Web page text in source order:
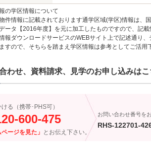
の学区情報について
件情報に記載されております通学区域(学区)情報は
ータ【2016年度】を元に加工したものですので、記
報ダウンロードサービスのWEBサイト上で記述通り
すので、そちらを踏まえ学区情報は参考としてご活用
わせ、資料請求、見学のお申し込みはこ
る（携帯･PHS可）
600-475
ページを見た」 とお伝え下さい。
お問い合わせ番号を
RHS-122701-